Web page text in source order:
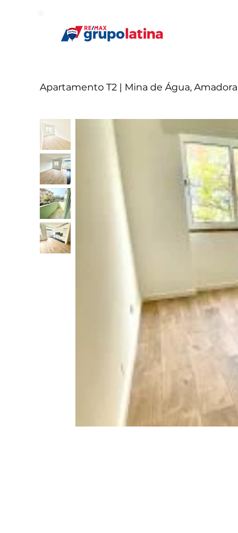
Apartamento T2 | Mina de Água, Amadora